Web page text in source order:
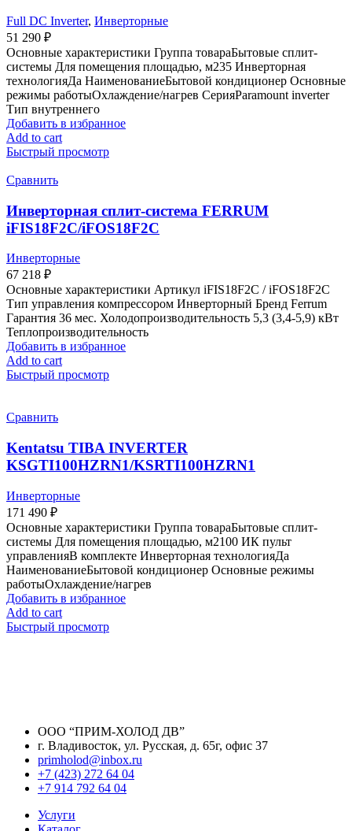
Full DC Inverter, Инверторные
51 290 ₽
Основные характеристики Группа товараБытовые сплит-
системы Для помещения площадью, м235 Инверторная
технологияДа НаименованиеБытовой кондиционер Основные
режимы работыОхлаждение/нагрев СерияParamount inverter
Тип внутреннего
Добавить в избранное
Add to cart
Быстрый просмотр
Сравнить
Инверторная сплит-система FERRUM
iFIS18F2C/iFOS18F2C
Инверторные
67 218 ₽
Основные характеристики Артикул iFIS18F2С / iFOS18F2С
Тип управления компрессором Инверторный Бренд Ferrum
Гарантия 36 мес. Холодопроизводительность 5,3 (3,4-5,9) кВт
Теплопроизводительность
Добавить в избранное
Add to cart
Быстрый просмотр
Сравнить
Kentatsu TIBA INVERTER
KSGTI100HZRN1/KSRTI100HZRN1
Инверторные
171 490 ₽
Основные характеристики Группа товараБытовые сплит-
системы Для помещения площадью, м2100 ИК пульт
управленияВ комплекте Инверторная технологияДа
НаименованиеБытовой кондиционер Основные режимы
работыОхлаждение/нагрев
Добавить в избранное
Add to cart
Быстрый просмотр
ООО “ПРИМ-ХОЛОД ДВ”
г. Владивосток, ул. Русская, д. 65г, офис 37
primholod@inbox.ru
+7 (423) 272 64 04
+7 914 792 64 04
Услуги